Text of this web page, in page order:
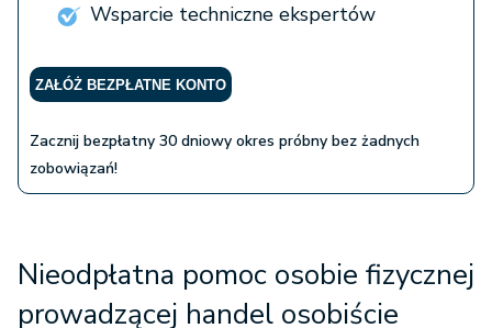
Wsparcie techniczne ekspertów
ZAŁÓŻ BEZPŁATNE KONTO
Zacznij bezpłatny 30 dniowy okres próbny bez żadnych
zobowiązań!
Nieodpłatna pomoc osobie fizycznej
prowadzącej handel osobiście